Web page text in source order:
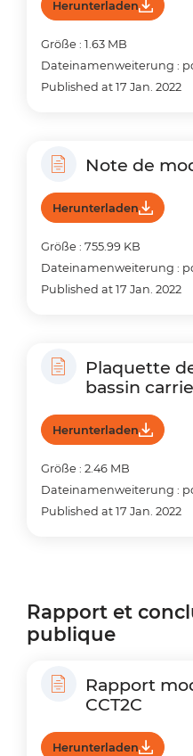
Herunterladen
Größe : 1.63 MB
Dateinamenweiterung :
Published at 17 Jan. 2022
Note de
Herunterladen
Größe : 755.99 KB
Dateinamenweiterung :
Published at 17 Jan. 2022
Plaquette
bassin
Herunterladen
Größe : 2.46 MB
Dateinamenweiterung :
Published at 17 Jan. 2022
Rapport et
publique
Rapport
CCT2C
Herunterladen